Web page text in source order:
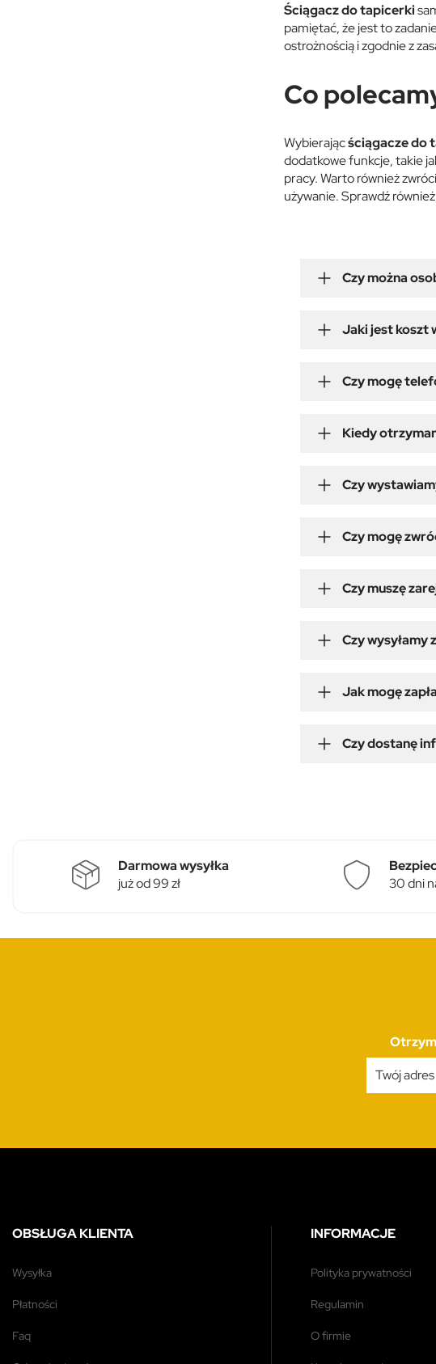
Ściągacz do tapicerki
pamiętać, że jest to
ostrożnością i zgodnie z
Co
Wybierającściągacze do
dodatkowe funkcje, takie
pracy. Warto również
używanie. Sprawdź
Czy można
Jaki jest koszt
Czy mogę
Kiedy
Czy
Czy mogę
Czy muszę
Czy wysyłamy
Jak mogę
Czy dostanę
Darmowa wysyłka
już od 99 zł
30 dni
OBSŁUGA KLIENTA
wysyłka
płatności
faq
INFORMACJE
polityka prywatności
regulamin
o firmie